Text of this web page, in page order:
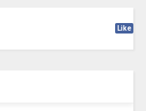
Like